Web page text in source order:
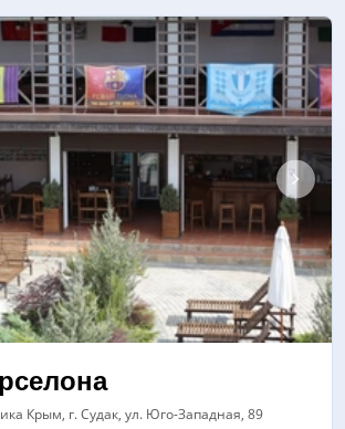
Крым, г. Судак, ул. Юго-Западная, 89